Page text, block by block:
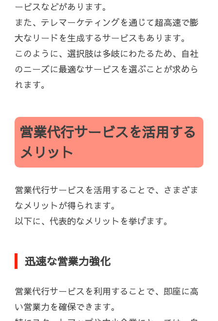
ービスなどがあります。
また、テレマーケティングを通じて超高速で膨
大なリードを生成するサービスもあります。
このように、選択肢は多岐にわたるため、自社
のニーズに最適なサービスを選ぶことが求めら
れます。
営業代行サービスを活用する
メリット
営業代行サービスを活用することで、さまざま
なメリットが得られます。
以下に、代表的なメリットを挙げます。
迅速な営業力強化
営業代行サービスを利用することで、即座に高
い営業力を確保できます。